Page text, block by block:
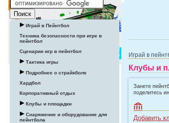
Играй в Пейнтбол
Техника безопасности при игре в
пейнтбол
Сценарии игр в пейнтбол
Тактика игры
Подробнее о страйкболе
Хардбол
Корпоративный отдых
Клубы и площадки
Снаряжение и оборудование для
пейнтбола
Играй в
Клубы и
Занете
поделитесь
Добавить